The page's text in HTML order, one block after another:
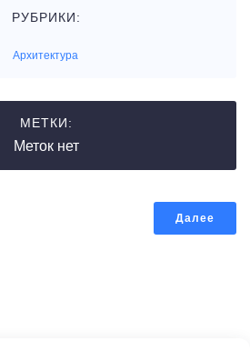
РУБРИКИ:
Архитектура
МЕТКИ:
Меток нет
Далее